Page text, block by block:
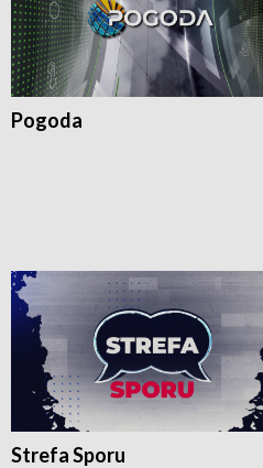
Pogoda
Strefa Sporu